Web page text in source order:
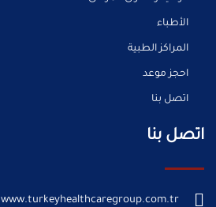
الأطباء
المراكز الطبية
احجز موعد
اتصل بنا
اتصل بنا
www.turkeyhealthcaregroup.com.tr